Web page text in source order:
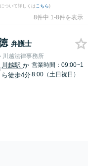
ついて詳しくはこちら)
8件中 1-8件を表示
弁護士
川越法律事務所
川越駅か
ら徒歩4分
営業時間：09:00~1
8:00（土日祝日）